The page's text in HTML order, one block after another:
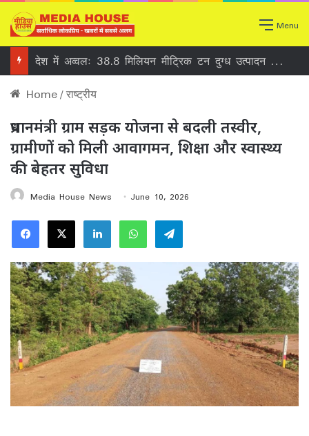
Menu
देश में अव्वलः 38.8 मिलियन मीट्रिक टन दुग्ध उत्पादन के साथ उत्तर प्रदेश शीर्ष पर
Home/राष्ट्रीय
प्रधानमंत्री ग्राम सड़क योजना से बदली तस्वीर,
ग्रामीणों को मिली आवागमन, शिक्षा और स्वास्थ्य
की बेहतर सुविधा
Media House News June 10, 2026
Facebook
X LinkedInWhatsAppTelegram